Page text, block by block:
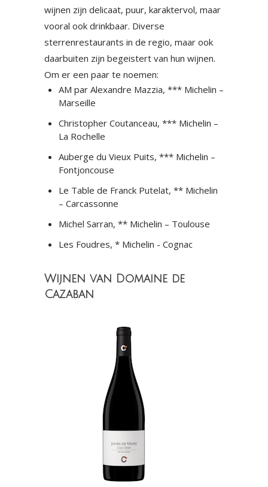
wijnen zijn delicaat, puur, karaktervol, maar
vooral ook drinkbaar. Diverse
sterrenrestaurants in de regio, maar ook
daarbuiten zijn begeistert van hun wijnen.
Om er een paar te noemen:
AM par Alexandre Mazzia, *** Michelin –
Marseille
Christopher Coutanceau, *** Michelin –
La Rochelle
Auberge du Vieux Puits, *** Michelin –
Fontjoncouse
Le Table de Franck Putelat, ** Michelin
– Carcassonne
Michel Sarran, ** Michelin – Toulouse
Les Foudres, * Michelin - Cognac
Wijnen van Domaine de
Cazaban